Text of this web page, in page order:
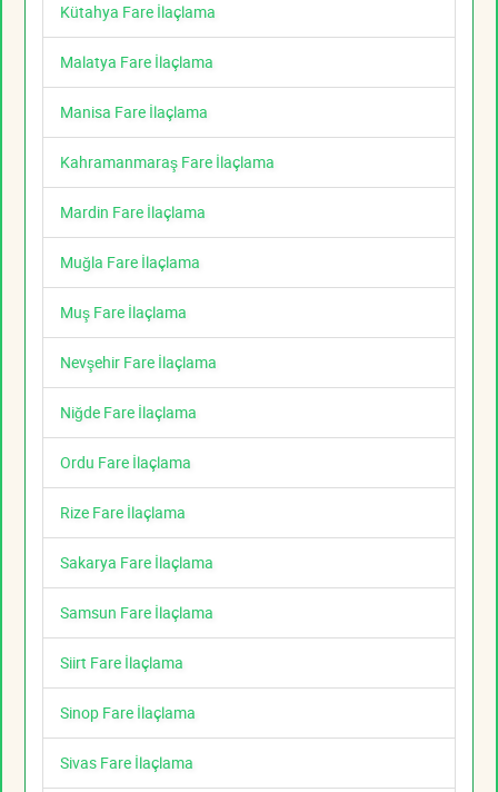
Kütahya Fare İlaçlama
Malatya Fare İlaçlama
Manisa Fare İlaçlama
Kahramanmaraş Fare İlaçlama
Mardin Fare İlaçlama
Muğla Fare İlaçlama
Muş Fare İlaçlama
Nevşehir Fare İlaçlama
Niğde Fare İlaçlama
Ordu Fare İlaçlama
Rize Fare İlaçlama
Sakarya Fare İlaçlama
Samsun Fare İlaçlama
Siirt Fare İlaçlama
Sinop Fare İlaçlama
Sivas Fare İlaçlama